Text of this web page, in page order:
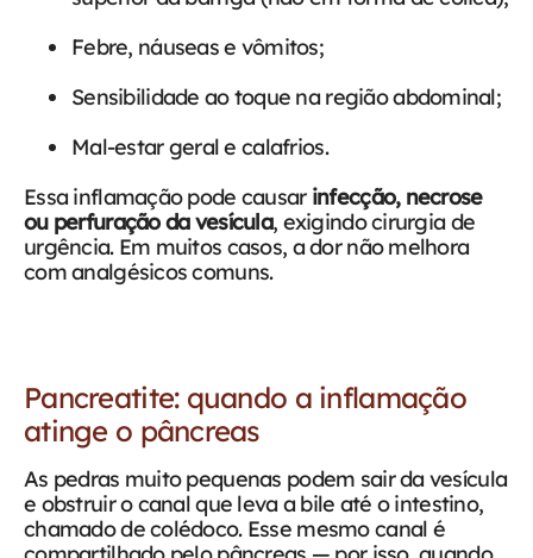
Febre, náuseas e vômitos;
Sensibilidade ao toque na região abdominal;
Mal-estar geral e calafrios.
Essa inflamação pode causar infecção, necrose
ou perfuração da vesícula, exigindo cirurgia de
urgência. Em muitos casos, a dor não melhora
com analgésicos comuns.
Pancreatite: quando a inflamação
atinge o pâncreas
As pedras muito pequenas podem sair da vesícula
e obstruir o canal que leva a bile até o intestino,
chamado de colédoco. Esse mesmo canal é